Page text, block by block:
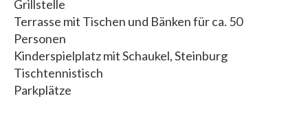
Grillstelle
Terrasse mit Tischen und Bänken für ca. 50
Personen
Kinderspielplatz mit Schaukel, Steinburg
Tischtennistisch
Parkplätze